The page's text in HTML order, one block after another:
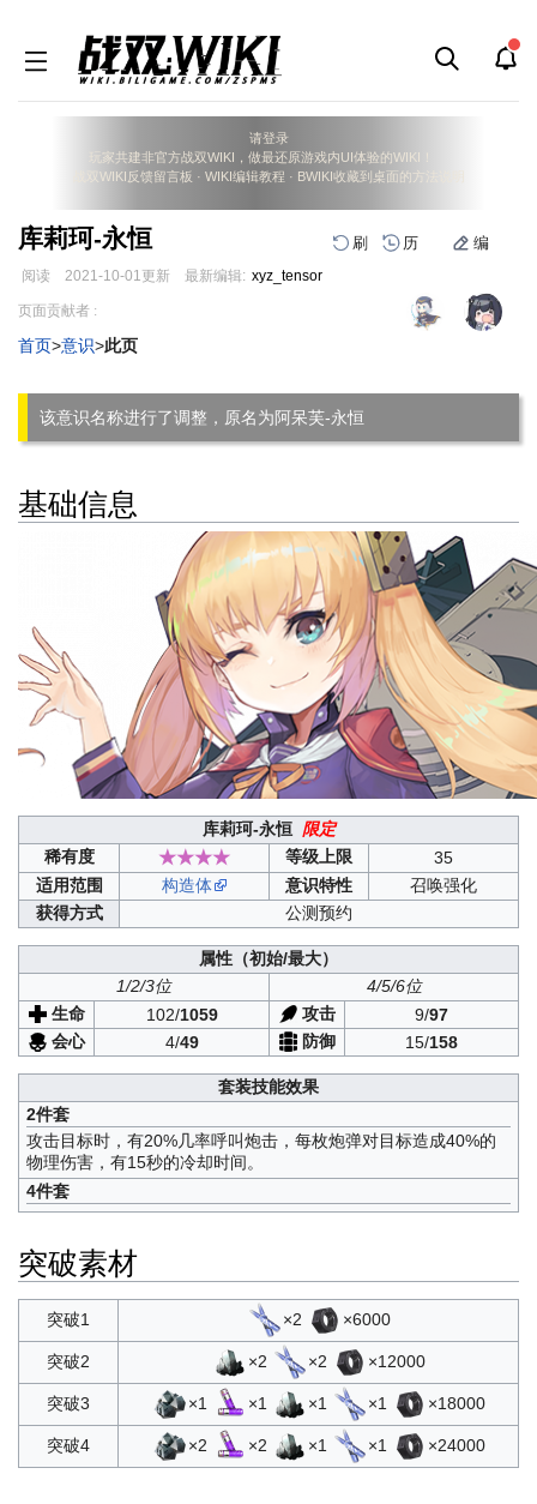
请登录
玩家共建非官方战双WIKI，做最还原游戏内UI体验的WIKI！
战双WIKI反馈留言板 · WIKI编辑教程 · BWIKI收藏到桌面的方法说明
库莉珂-永恒 刷 历 编
阅读 2021-10-01更新 最新编辑: xyz_tensor
跳
导
跳
搜
页面贡献者 :
首页>意识>此页
该意识名称进行了调整，原名为阿呆芙-永恒
基础信息
库莉珂-永恒 限定
稀有度
★★★★ 等级上限
35
适用范围
构造体 意识特性
召唤强化
获得方式
公测预约
属性（初始/最大）
1/2/3位
4/5/6位
生命
102/1059 攻击 9/97
会心
4/49 防御 15/158
套装技能效果
2件套
攻击目标时，有20%几率呼叫炮击，每枚炮弹对目标造成40%的
物理伤害，有15秒的冷却时间。
4件套
突破素材
突破1 ×2 ×6000
突破2 ×2 ×2 ×12000
突破3 ×1 ×1 ×1 ×1 ×18000
突破4 ×2 ×2 ×1 ×1 ×24000